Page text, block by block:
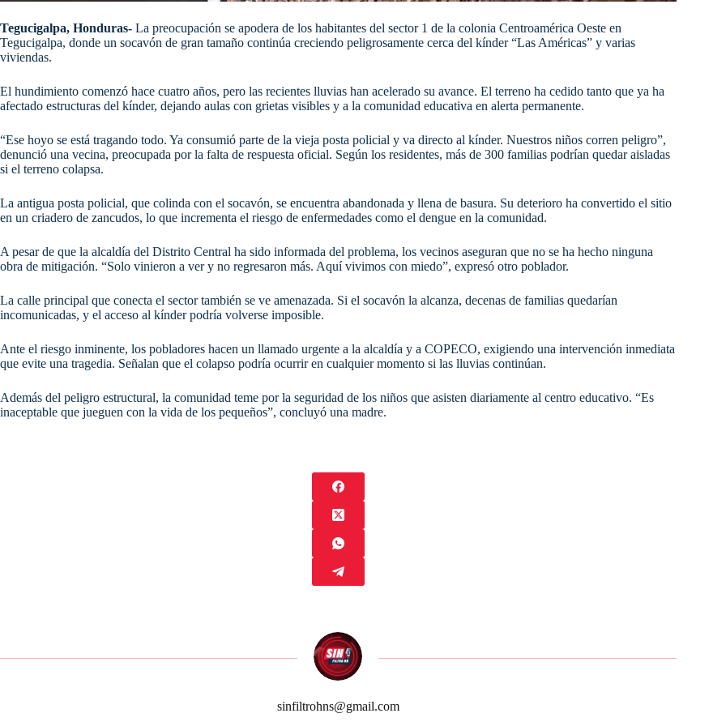
Tegucigalpa, Honduras- La preocupación se apodera de los habitantes del sector 1 de la colonia Centroamérica Oeste en
Tegucigalpa, donde un socavón de gran tamaño continúa creciendo peligrosamente cerca del kínder “Las Américas” y varias
viviendas.
El hundimiento comenzó hace cuatro años, pero las recientes lluvias han acelerado su avance. El terreno ha cedido tanto que ya ha
afectado estructuras del kínder, dejando aulas con grietas visibles y a la comunidad educativa en alerta permanente.
“Ese hoyo se está tragando todo. Ya consumió parte de la vieja posta policial y va directo al kínder. Nuestros niños corren peligro”,
denunció una vecina, preocupada por la falta de respuesta oficial. Según los residentes, más de 300 familias podrían quedar aisladas
si el terreno colapsa.
La antigua posta policial, que colinda con el socavón, se encuentra abandonada y llena de basura. Su deterioro ha convertido el sitio
en un criadero de zancudos, lo que incrementa el riesgo de enfermedades como el dengue en la comunidad.
A pesar de que la alcaldía del Distrito Central ha sido informada del problema, los vecinos aseguran que no se ha hecho ninguna
obra de mitigación. “Solo vinieron a ver y no regresaron más. Aquí vivimos con miedo”, expresó otro poblador.
La calle principal que conecta el sector también se ve amenazada. Si el socavón la alcanza, decenas de familias quedarían
incomunicadas, y el acceso al kínder podría volverse imposible.
Ante el riesgo inminente, los pobladores hacen un llamado urgente a la alcaldía y a COPECO, exigiendo una intervención inmediata
que evite una tragedia. Señalan que el colapso podría ocurrir en cualquier momento si las lluvias continúan.
Además del peligro estructural, la comunidad teme por la seguridad de los niños que asisten diariamente al centro educativo. “Es
inaceptable que jueguen con la vida de los pequeños”, concluyó una madre.
sinfiltrohns@gmail.com